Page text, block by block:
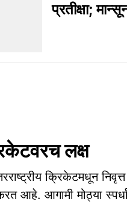
प्रतीक्षा;
लक्ष
क्रिकेटमधून
आहे. आगामी मोठ्या